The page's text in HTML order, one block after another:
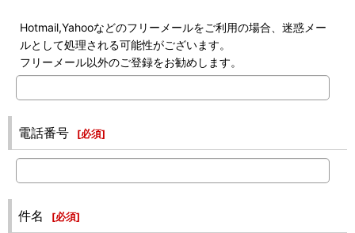
Hotmail,Yahooなどのフリーメールをご利用の場合、迷惑メー
ルとして処理される可能性がございます。
フリーメール以外のご登録をお勧めします。
電話番号 [必須]
件名 [必須]